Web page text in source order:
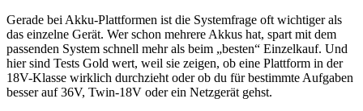
Gerade bei Akku-Plattformen ist die Systemfrage oft wichtiger als
das einzelne Gerät. Wer schon mehrere Akkus hat, spart mit dem
passenden System schnell mehr als beim „besten“ Einzelkauf. Und
hier sind Tests Gold wert, weil sie zeigen, ob eine Plattform in der
18V-Klasse wirklich durchzieht oder ob du für bestimmte Aufgaben
besser auf 36V, Twin-18V oder ein Netzgerät gehst.